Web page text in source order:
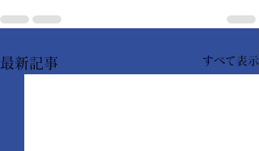
最新記事 すべて表示